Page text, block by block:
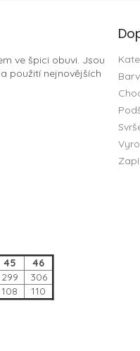
ve špici obuvi. Jsou
použití nejnovějších
45
46
299
306
108 110